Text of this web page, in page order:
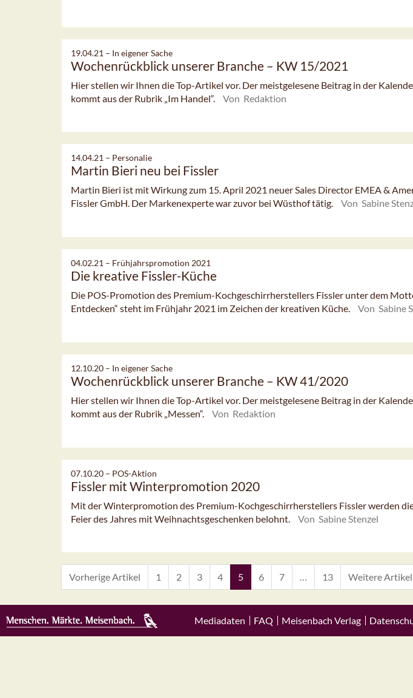
19.04.21 – In eigener Sache
Wochenrückblick unserer Branche – KW 15/2021
Hier stellen wir Ihnen die Top-Artikel vor. Der meistgelesene Beitrag in der
kommt aus der Rubrik „Im Handel“.
Von Redaktion
14.04.21 – Personalie
Martin Bieri neu bei Fissler
Martin Bieri ist mit Wirkung zum 15. April 2021 neuer Sales Director EMEA &
Fissler GmbH. Der Markenexperte war zuvor bei Wüsthof tätig.
Von Sabine
04.02.21 – Frühjahrspromotion 2021
Die kreative Fissler-Küche
Die POS-Promotion des Premium-Kochgeschirrherstellers Fissler unter dem
Entdecken“ steht im Frühjahr 2021 im Zeichen der kreativen Küche.
Von Sabine
12.10.20 – In eigener Sache
Wochenrückblick unserer Branche – KW 41/2020
Hier stellen wir Ihnen die Top-Artikel vor. Der meistgelesene Beitrag in der
kommt aus der Rubrik „Messen“.
Von Redaktion
07.10.20 – POS-Aktion
Fissler mit Winterpromotion 2020
Mit der Winterpromotion des Premium-Kochgeschirrherstellers Fissler werden
Feier des Jahres mit Weihnachtsgeschenken belohnt.
Von Sabine Stenzel
Vorherige Artikel 1 2 3 4 5 6 7 … 13 Weitere Artikel
Mediadaten FAQ Meisenbach Verlag